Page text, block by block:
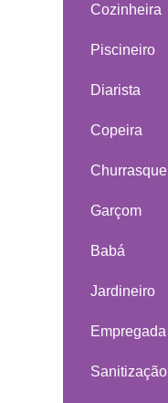
Cozinheira
Piscineiro
Diarista
Copeira
Garçom
Babá
Jardineiro